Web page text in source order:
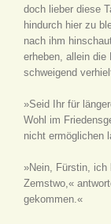
doch lieber diese
hindurch hier zu
nach ihm
erheben, allein
schweigend
»Seid Ihr für
Wohl im
nicht ermöglichen
»Nein, Fürstin,
Zemstwo,«
gekommen.«